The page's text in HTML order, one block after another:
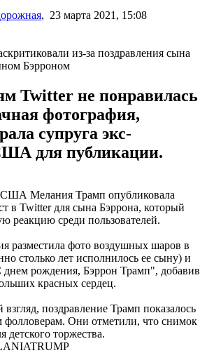
, 23 марта 2021, 15:08
Бэрроном
Twitter не понравилась
фотография,
супруга экс-
для публикации.
Мелания Трамп опубликовала
в Twitter для сына Бэррона, который
реакцию среди пользователей.
разместила фото воздушных шаров в
столько лет исполнилось ее сыну) и
днем рождения, Бэррон Трамп", добавив
красных сердец.
поздравление Трамп показалось
фолловерам. Они отметили, что снимок
торжества.